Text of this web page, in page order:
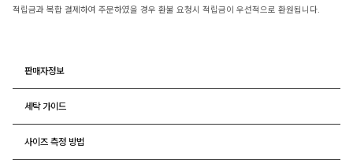
적립금과 복합 결제하여 주문하였을 경우 환불 요청시 적립금이 우선적으로 환원됩니다.
판매자정보
세탁 가이드
사이즈 측정 방법